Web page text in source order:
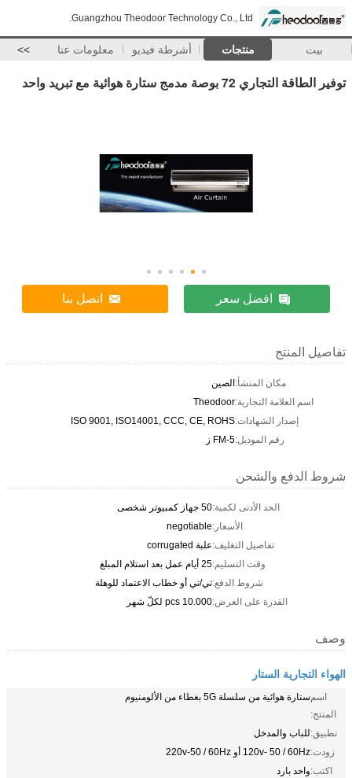
Guangzhou Theodoor Technology Co., Ltd.
بيت منتجات أشرطة فيديو معلومات عنا >>
توفير الطاقة التجاري 72 بوصة مدمج ستارة هوائية مع تبريد واحد
افضل سعر اتصل بنا
تفاصيل المنتج
مكان المنشأ:الصين
اسم العلامة التجارية:Theodoor
إصدار الشهادات:ISO 9001, ISO14001, CCC, CE, ROHS
رقم الموديل:FM-5 ز
شروط الدفع والشحن
الحد الأدنى لكمية:50 جهاز كمبيوتر شخصى
الأسعار:negotiable
تفاصيل التغليف:علبة corrugated
وقت التسليم:25 أيام عمل بعد استلام المبلغ
شروط الدفع:تي/تي أو خطاب الاعتماد للوهلة
القدرة على العرض:10.000 pcs لكلّ شهر
وصف
الهواء التجارية الستار
اسم
المنتج:
ستارة هوائية من سلسلة 5G بغطاء من الألومنيوم
تطبيق:للباب والمدخل
زودت:120v- 50 / 60Hz أو 220v-50 / 60Hz
اكتب:واحد بارد